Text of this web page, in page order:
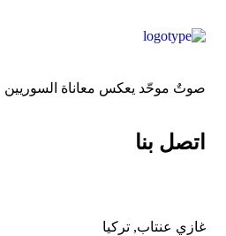
صوتٌ موحّد يعكس معاناة
اتصل بنا
غازي عنتاب, تركيا